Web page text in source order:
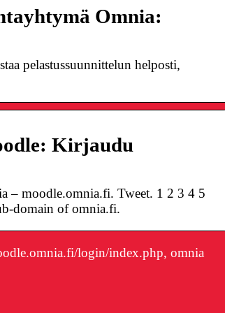
Omnia:
pelastussuunnittelun helposti,
Kirjaudu
– moodle.omnia.fi. Tweet. 1 2 3 4 5
domain of omnia.fi.
login/index.php, omnia